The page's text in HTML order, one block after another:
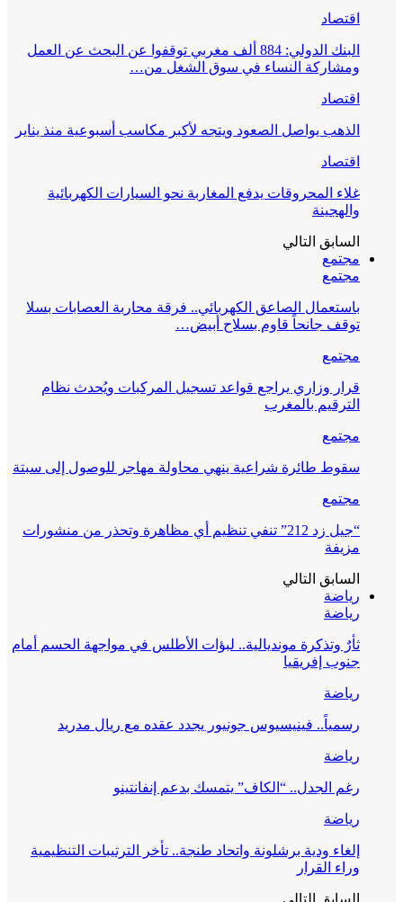
اقتصاد
البنك الدولي: 884 ألف مغربي توقفوا عن البحث عن العمل
ومشاركة النساء في سوق الشغل من…
اقتصاد
الذهب يواصل الصعود ويتجه لأكبر مكاسب أسبوعية منذ يناير
اقتصاد
غلاء المحروقات يدفع المغاربة نحو السيارات الكهربائية
والهجينة
السابق التالي
مجتمع
مجتمع
باستعمال الصاعق الكهربائي.. فرقة محاربة العصابات بسلا
توقف جانحاً قاوم بسلاح أبيض…
مجتمع
قرار وزاري يراجع قواعد تسجيل المركبات ويُحدث نظام
الترقيم بالمغرب
مجتمع
سقوط طائرة شراعية ينهي محاولة مهاجر للوصول إلى سبتة
مجتمع
“جيل زد 212” تنفي تنظيم أي مظاهرة وتحذر من منشورات
مزيفة
السابق التالي
رياضة
رياضة
ثأرٌ وتذكرة مونديالية.. لبؤات الأطلس في مواجهة الحسم أمام
جنوب إفريقيا
رياضة
رسمياً.. فينيسيوس جونيور يجدد عقده مع ريال مدريد
رياضة
رغم الجدل.. “الكاف” يتمسك بدعم إنفانتينو
رياضة
إلغاء ودية برشلونة واتحاد طنجة.. تأخر الترتيبات التنظيمية
وراء القرار
السابق التالي